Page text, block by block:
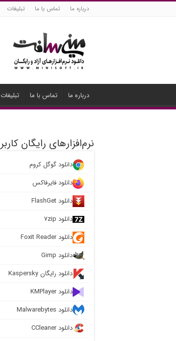
درباره ما تماس با ما تبلیغات
درباره ما تماس با ما تبلیغات
نرم‌افزارهای رایگان
دانلود گوگل کروم
دانلود فایرفاکس
دانلود FlashGet
دانلود ۷zip
دانلود Foxit Reader
دانلود Gimp
دانلود رایگان Kaspersky
دانلود KMPlayer
دانلود Malwarebytes
دانلود CCleaner